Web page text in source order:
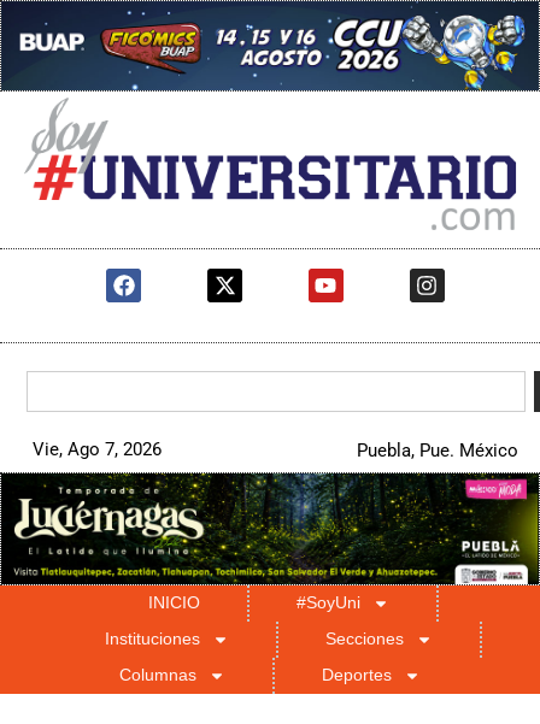
Vie, Ago 7, 2026 Puebla, Pue. México
INICIO
#SoyUni
Instituciones
Secciones
Columnas
Deportes